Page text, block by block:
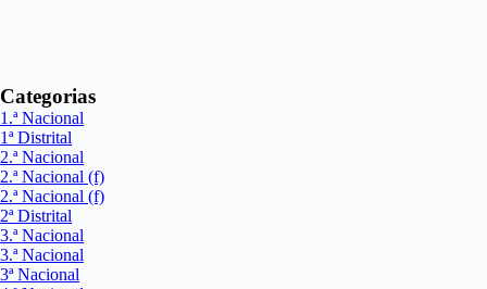
Categorias
1.ª Nacional
1ª Distrital
2.ª Nacional
2.ª Nacional (f)
2.ª Nacional (f)
2ª Distrital
3.ª Nacional
3.ª Nacional
3ª Nacional